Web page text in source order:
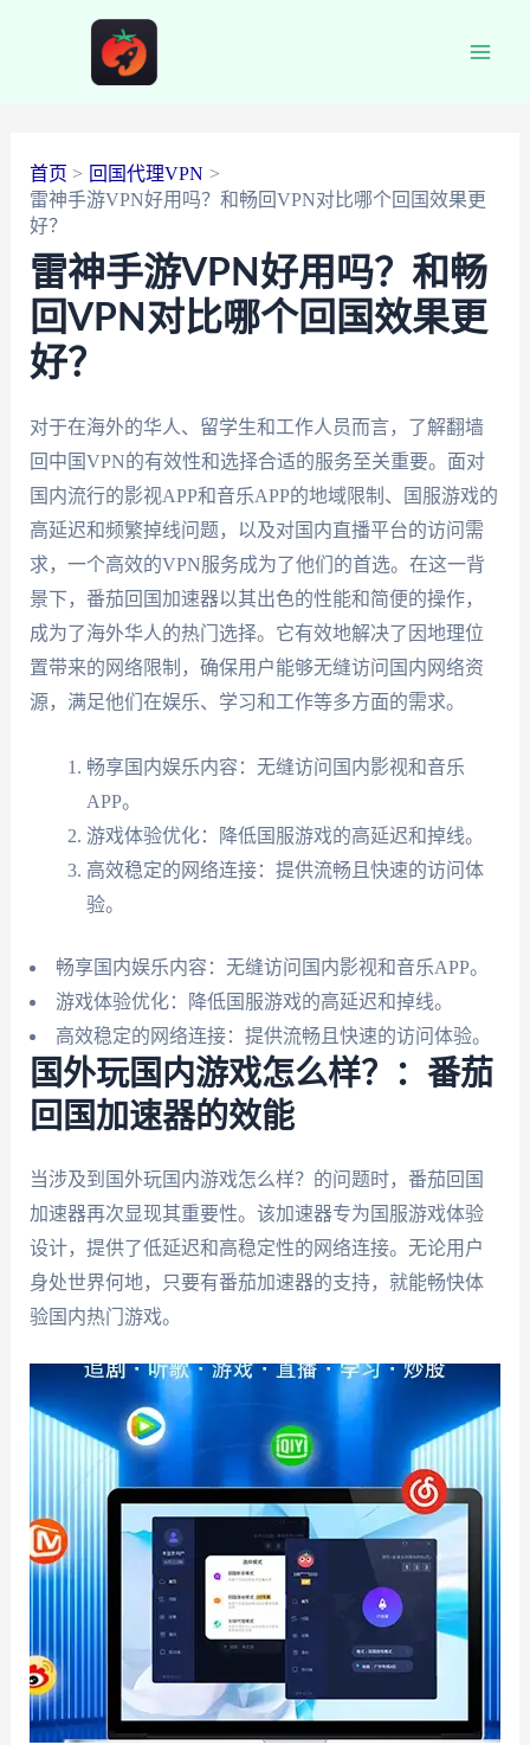
首页
回国代理VPN
雷神手游VPN好用吗？和畅回VPN对比哪个回国效果更
好？
雷神手游VPN好用吗？和畅
回VPN对比哪个回国效果更
好？
对于在海外的华人、留学生和工作人员而言，了解翻墙
回中国VPN的有效性和选择合适的服务至关重要。面对
国内流行的影视APP和音乐APP的地域限制、国服游戏的
高延迟和频繁掉线问题，以及对国内直播平台的访问需
求，一个高效的VPN服务成为了他们的首选。在这一背
景下，番茄回国加速器以其出色的性能和简便的操作，
成为了海外华人的热门选择。它有效地解决了因地理位
置带来的网络限制，确保用户能够无缝访问国内网络资
源，满足他们在娱乐、学习和工作等多方面的需求。
畅享国内娱乐内容：无缝访问国内影视和音乐
APP。
游戏体验优化：降低国服游戏的高延迟和掉线。
高效稳定的网络连接：提供流畅且快速的访问体
验。
畅享国内娱乐内容：无缝访问国内影视和音乐APP。
游戏体验优化：降低国服游戏的高延迟和掉线。
高效稳定的网络连接：提供流畅且快速的访问体验。
国外玩国内游戏怎么样？：番茄
回国加速器的效能
当涉及到国外玩国内游戏怎么样？的问题时，番茄回国
加速器再次显现其重要性。该加速器专为国服游戏体验
设计，提供了低延迟和高稳定性的网络连接。无论用户
身处世界何地，只要有番茄加速器的支持，就能畅快体
验国内热门游戏。